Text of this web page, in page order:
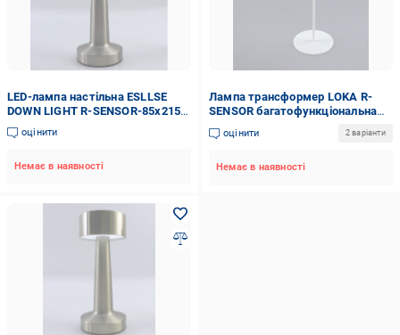
LED-лампа настільна ESLLSE
DOWN LIGHT R-SENSOR-85x215
DC5V/1A-IP20 2W Silver
(27814033)
оцінити
Немає в наявності
Лампа трансформер LOKA R-
SENSOR багатофункціональна
світлодіодна з акумулятором
3W White
оцінити 2 варіанти
Немає в наявності